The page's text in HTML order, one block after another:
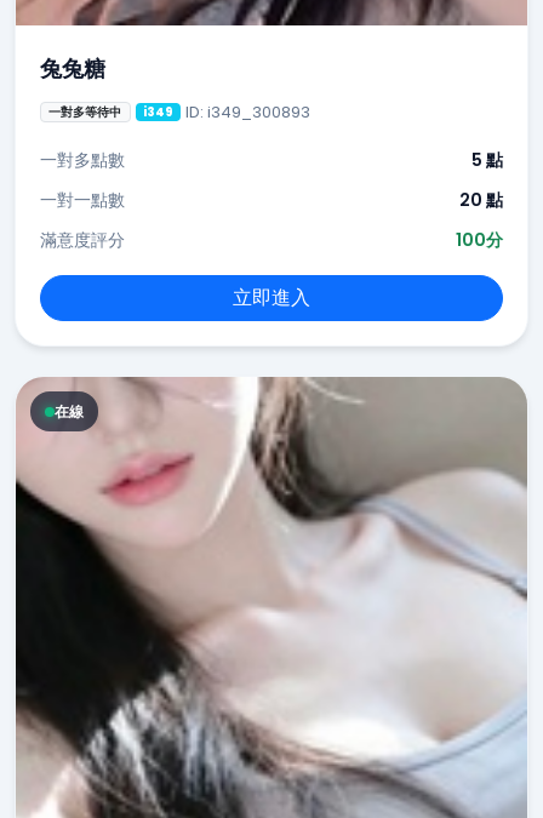
兔兔糖
一對多等待中 i349 ID: i349_300893
一對多點數
5 點
一對一點數
20 點
滿意度評分
100分
立即進入
在線